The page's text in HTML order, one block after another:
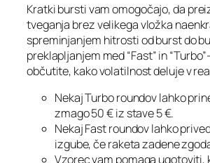
Kratki bursti vam omogočajo, da
tveganja brez velikega vložka
spreminjanjem hitrosti od burst do
preklapljanjem med “Fast” in
občutite, kako volatilnost deluje v
Nekaj Turbo roundov lahko
zmago 50 € iz stave 5 €.
Nekaj Fast roundov lahko
izgube, če raketa zadene
Vzorec vam pomaga ugotoviti,